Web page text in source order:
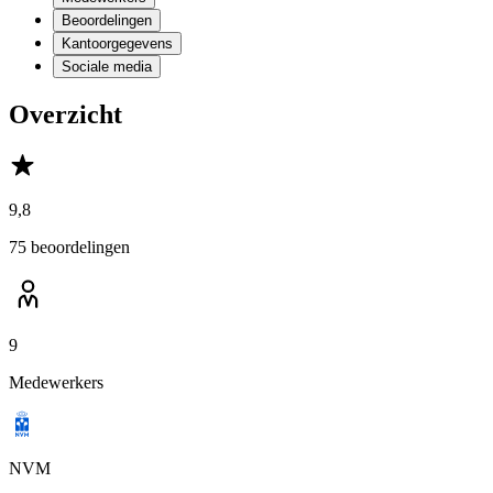
Beoordelingen
Kantoorgegevens
Sociale media
Overzicht
9,8
75 beoordelingen
9
Medewerkers
NVM